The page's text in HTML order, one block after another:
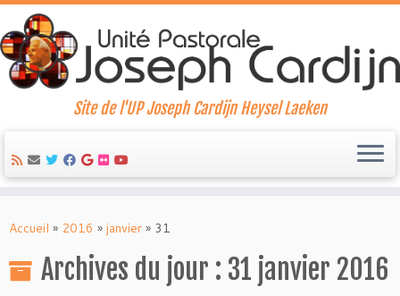
to
Site de l'UP Joseph Cardijn Heysel Laeken
Accueil » 2016 » janvier » 31
Archives du jour : 31 janvier 2016